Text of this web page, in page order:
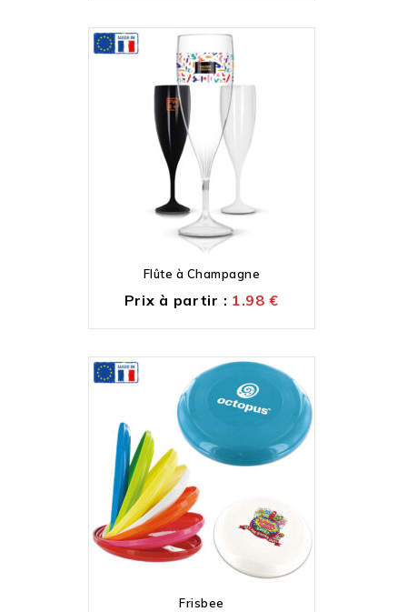
Flûte à Champagne
Prix à partir : 1.98€
Frisbee